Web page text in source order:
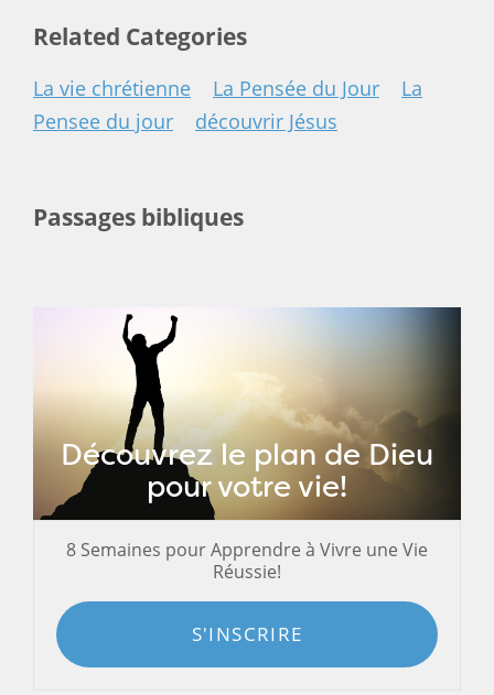
Related Categories
La vie chrétienne La Pensée du Jour
La
Pensee du jour
découvrir Jésus
Passages bibliques
Découvrez le plan de Dieu
pour votre vie!
8 Semaines pour Apprendre à Vivre une Vie
Réussie!
S'INSCRIRE